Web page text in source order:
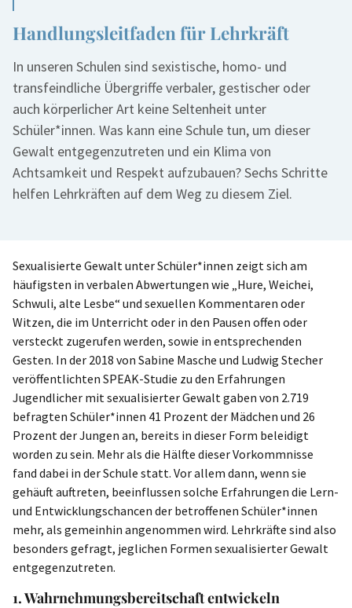
Handlungsleitfaden für Lehrkräft
In unseren Schulen sind sexistische, homo- und
transfeindliche Übergriffe verbaler, gestischer oder
auch körperlicher Art keine Seltenheit unter
Schüler*innen. Was kann eine Schule tun, um dieser
Gewalt entgegenzutreten und ein Klima von
Achtsamkeit und Respekt aufzubauen? Sechs Schritte
helfen Lehrkräften auf dem Weg zu diesem Ziel.
Sexualisierte Gewalt unter Schüler*innen zeigt sich am
häufigsten in verbalen Abwertungen wie „Hure, Weichei,
Schwuli, alte Lesbe“ und sexuellen Kommentaren oder
Witzen, die im Unterricht oder in den Pausen offen oder
versteckt zugerufen werden, sowie in entsprechenden
Gesten. In der 2018 von Sabine Masche und Ludwig Stecher
veröffentlichten SPEAK-Studie zu den Erfahrungen
Jugendlicher mit sexualisierter Gewalt gaben von 2.719
befragten Schüler*innen 41 Prozent der Mädchen und 26
Prozent der Jungen an, bereits in dieser Form beleidigt
worden zu sein. Mehr als die Hälfte dieser Vorkommnisse
fand dabei in der Schule statt. Vor allem dann, wenn sie
gehäuft auftreten, beeinflussen solche Erfahrungen die Lern-
und Entwicklungschancen der betroffenen Schüler*innen
mehr, als gemeinhin angenommen wird. Lehrkräfte sind also
besonders gefragt, jeglichen Formen sexualisierter Gewalt
entgegenzutreten.
1. Wahrnehmungsbereitschaft entwickeln